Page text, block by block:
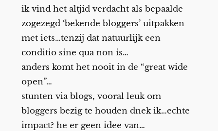
ik vind het altjid verdacht als bepaalde
zogezegd ‘bekende bloggers’ uitpakken
met iets…tenzij dat natuurlijk een
conditio sine qua non is…
anders komt het nooit in de “great wide
open”…
stunten via blogs, vooral leuk om
bloggers bezig te houden dnek ik…echte
impact? he er geen idee van…